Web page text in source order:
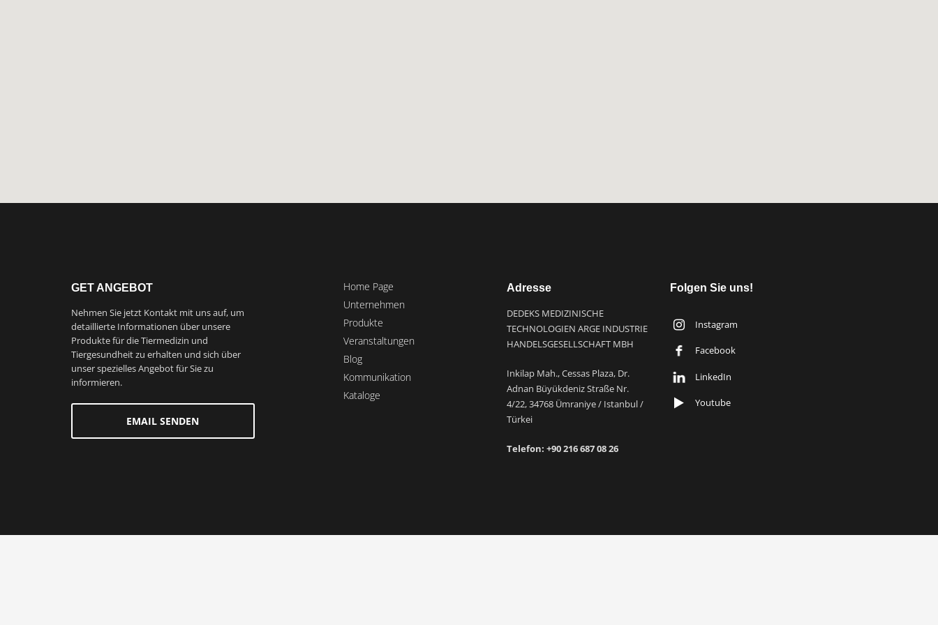
GET ANGEBOT
Nehmen Sie jetzt Kontakt mit uns auf, um
detaillierte Informationen über unsere
Produkte für die Tiermedizin und
Tiergesundheit zu erhalten und sich über
unser spezielles Angebot für Sie zu
informieren.
EMAIL SENDEN
Home Page
Unternehmen
Produkte
Veranstaltungen
Blog
Kommunikation
Kataloge
Adresse
DEDEKS MEDIZINISCHE
TECHNOLOGIEN ARGE INDUSTRIE
HANDELSGESELLSCHAFT MBH
Inkilap Mah., Cessas Plaza, Dr.
Adnan Büyükdeniz Straße Nr.
4/22, 34768 Ümraniye / Istanbul /
Türkei
Telefon: +90 216 687 08 26
Folgen Sie uns!
Instagram
Facebook
LinkedIn
Youtube